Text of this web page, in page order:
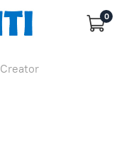
0
Creator